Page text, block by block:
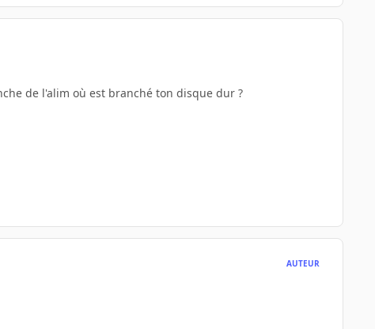
de l'alim où est branché ton disque dur ?
AUTEUR